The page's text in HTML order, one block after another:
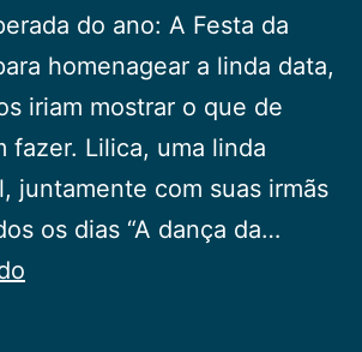
do ano: A Festa da
homenagear a linda data,
iriam mostrar o que de
fazer. Lilica, uma linda
juntamente com suas irmãs
os dias “A dança da…